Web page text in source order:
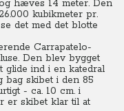
hæves 14 meter. Den
kubikmeter pr.
det med det blotte
Carrapatelo-
Den blev bygget
glide ind i en katedral
bag skibet i den 85
- ca. 10 cm. i
er skibet klar til at